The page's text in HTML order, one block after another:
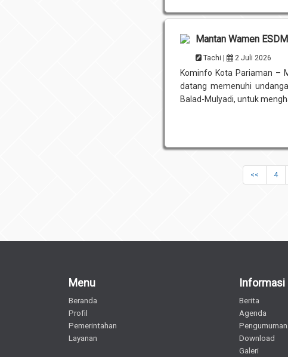
Mantan Wamen
Tachi | 2 Juli 2026
Kominfo Kota Pariaman –
datang memenuhi
Balad-Mulyadi, untuk
<< 4
Menu
Beranda
Profil
Pemerintahan
Layanan
Informasi
Berita
Agenda
Pengumuman
Download
Galeri